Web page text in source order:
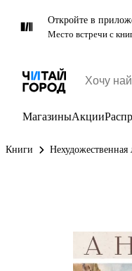
Откройте в
Место встречи с
МагазиныАкции
Книги Нехудожественная